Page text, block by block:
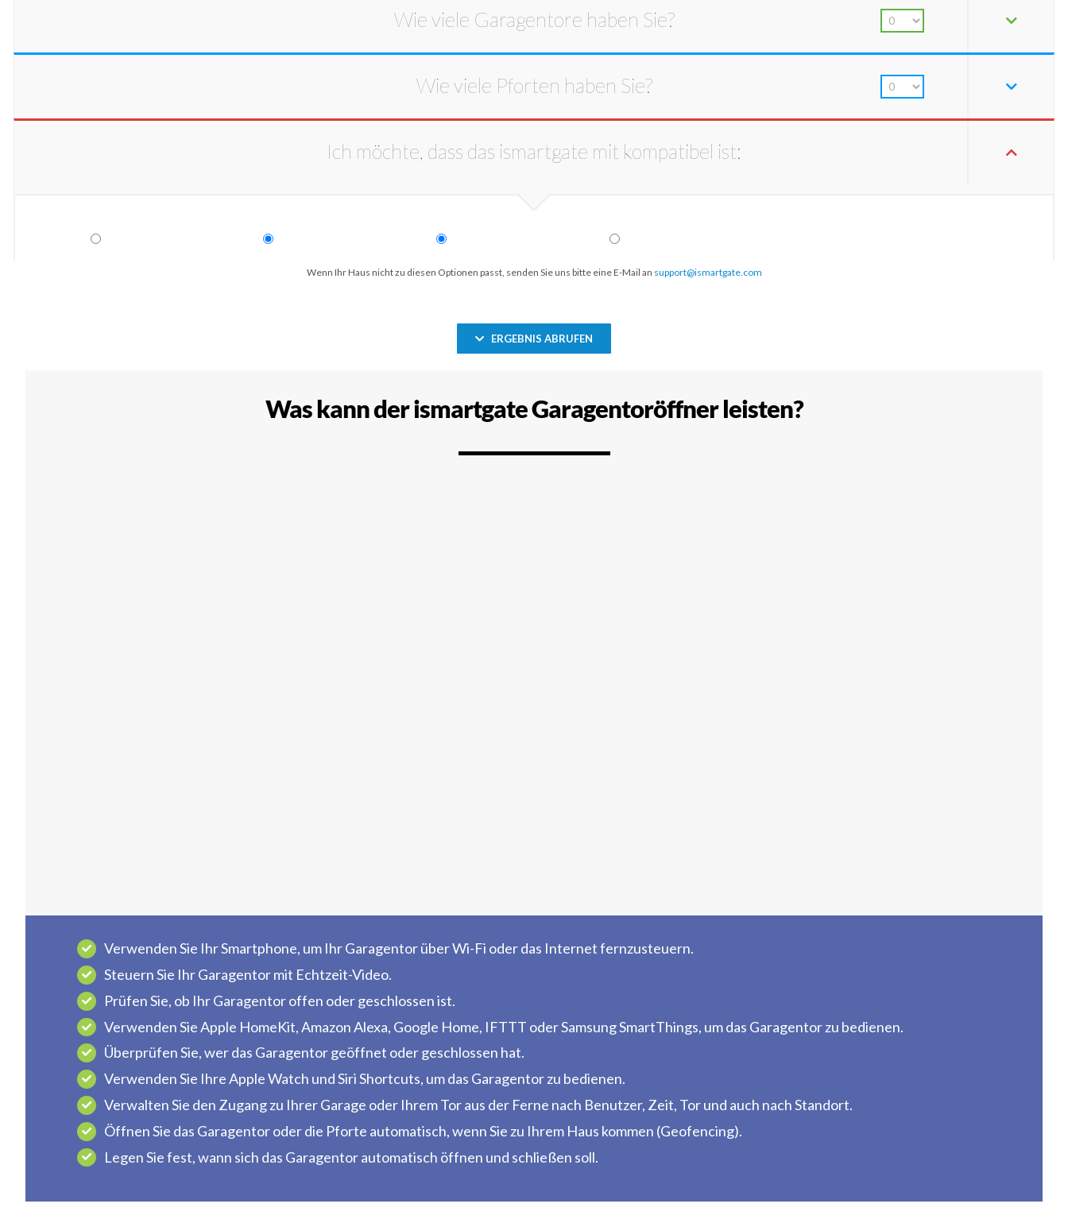
Wie viele Garagentore haben Sie?
Wie viele Pforten haben Sie?
Ich möchte, dass das ismartgate mit kompatibel ist:
Wenn Ihr Haus nicht zu diesen Optionen passt, senden Sie uns bitte eine E-Mail an support@ismartgate.com
ERGEBNIS ABRUFEN
Was kann der ismartgate Garagentoröffner leisten?
Verwenden Sie Ihr Smartphone, um Ihr Garagentor über Wi-Fi oder das Internet fernzusteuern.
Steuern Sie Ihr Garagentor mit Echtzeit-Video.
Prüfen Sie, ob Ihr Garagentor offen oder geschlossen ist.
Verwenden Sie Apple HomeKit, Amazon Alexa, Google Home, IFTTT oder Samsung SmartThings, um das Garagentor zu bedienen.
Überprüfen Sie, wer das Garagentor geöffnet oder geschlossen hat.
Verwenden Sie Ihre Apple Watch und Siri Shortcuts, um das Garagentor zu bedienen.
Verwalten Sie den Zugang zu Ihrer Garage oder Ihrem Tor aus der Ferne nach Benutzer, Zeit, Tor und auch nach Standort.
Öffnen Sie das Garagentor oder die Pforte automatisch, wenn Sie zu Ihrem Haus kommen (Geofencing).
Legen Sie fest, wann sich das Garagentor automatisch öffnen und schließen soll.